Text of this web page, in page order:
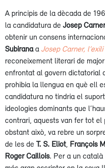
A principis de la dècada de
la candidatura de Josep Carner
obtenir un consens
Subiranaa Josep Carner,
reconeixement literari de
enfrontat al govern dictatorial
prohibia la llengua en què ell
candidatura no tindria el
ideologies dominants que
contrari, aquests van fer tot
obstant això, va rebre un
de les de T. S. Eliot, François
Roger Caillois. Per a un català